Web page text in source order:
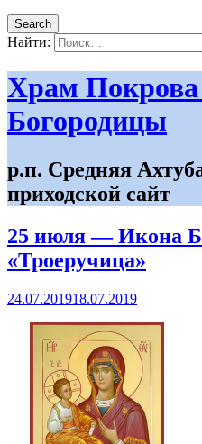
Search
Найти:
Храм Покрова
Богородицы
р.п. Средняя
приходской сайт
25 июля — Икона
«Троеручица»
24.07.201918.07.2019